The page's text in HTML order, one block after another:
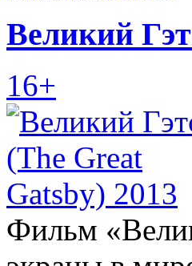
Великий
16+
Фильм